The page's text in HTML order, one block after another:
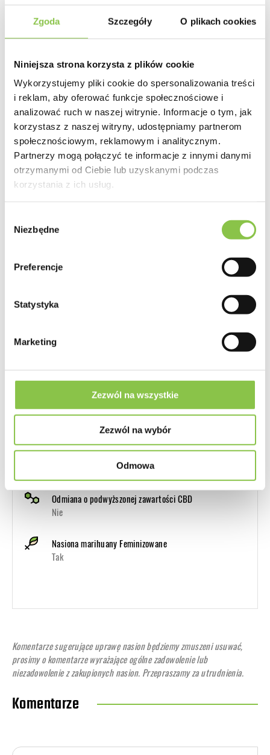
Zgoda Szczegóły O plikach cookies
Niniejsza strona korzysta z plików cookie
Wykorzystujemy pliki cookie do spersonalizowania treści
i reklam, aby oferować funkcje społecznościowe i
analizować ruch w naszej witrynie. Informacje o tym, jak
korzystasz z naszej witryny, udostępniamy partnerom
społecznościowym, reklamowym i analitycznym.
Partnerzy mogą połączyć te informacje z innymi danymi
otrzymanymi od Ciebie lub uzyskanymi podczas
korzystania z ich usług.
zgody
Niezbędne
Preferencje
Statystyka
Marketing
Zezwól na wszystkie
Zezwól na wybór
Odmowa
Smak
Zapach
Owocowy, kwaskowaty
Producent
Dutch Passion
Genotyp
Geny
Odmiana Autoflowering na Indoor i Outdoor
Plon
bardzo duży (450g-550g/m2 Indoor)
Wysokość Indoor
Średnie (do 130cm)
Odmiana o podwyższonej zawartości CBD
Nie
Nasiona marihuany Feminizowane
Tak
Komentarze sugerujące uprawę nasion będziemy zmuszeni usuwać,
prosimy o komentarze wyrażające ogólne zadowolenie lub
niezadowolenie z zakupionych nasion. Przepraszamy za utrudnienia.
Komentarze